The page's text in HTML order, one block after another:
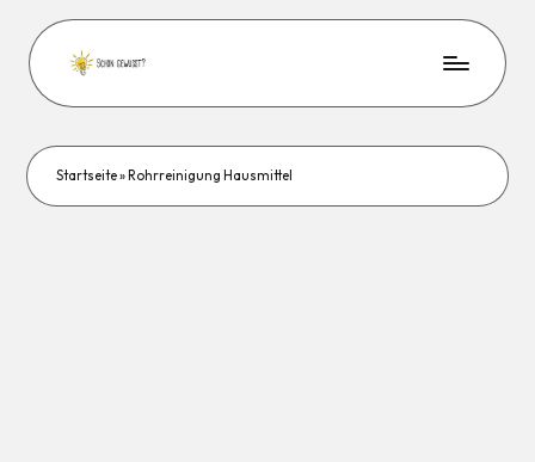
Startseite» Rohrreinigung Hausmittel